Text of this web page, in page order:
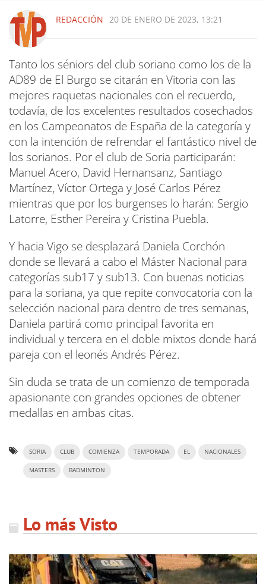
REDACCIÓN 20 DE ENERO DE 2023, 13:21
Tanto los séniors del club soriano como los de la
AD89 de El Burgo se citarán en Vitoria con las
mejores raquetas nacionales con el recuerdo,
todavía, de los excelentes resultados cosechados
en los Campeonatos de España de la categoría y
con la intención de refrendar el fantástico nivel de
los sorianos. Por el club de Soria participarán:
Manuel Acero, David Hernansanz, Santiago
Martínez, Víctor Ortega y José Carlos Pérez
mientras que por los burgenses lo harán: Sergio
Latorre, Esther Pereira y Cristina Puebla.
Y hacia Vigo se desplazará Daniela Corchón
donde se llevará a cabo el Máster Nacional para
categorías sub17 y sub13. Con buenas noticias
para la soriana, ya que repite convocatoria con la
selección nacional para dentro de tres semanas,
Daniela partirá como principal favorita en
individual y tercera en el doble mixtos donde hará
pareja con el leonés Andrés Pérez.
Sin duda se trata de un comienzo de temporada
apasionante con grandes opciones de obtener
medallas en ambas citas.
SORIA CLUB COMIENZA TEMPORADA EL NACIONALES
MASTERS BADMINTON
Lo más Visto